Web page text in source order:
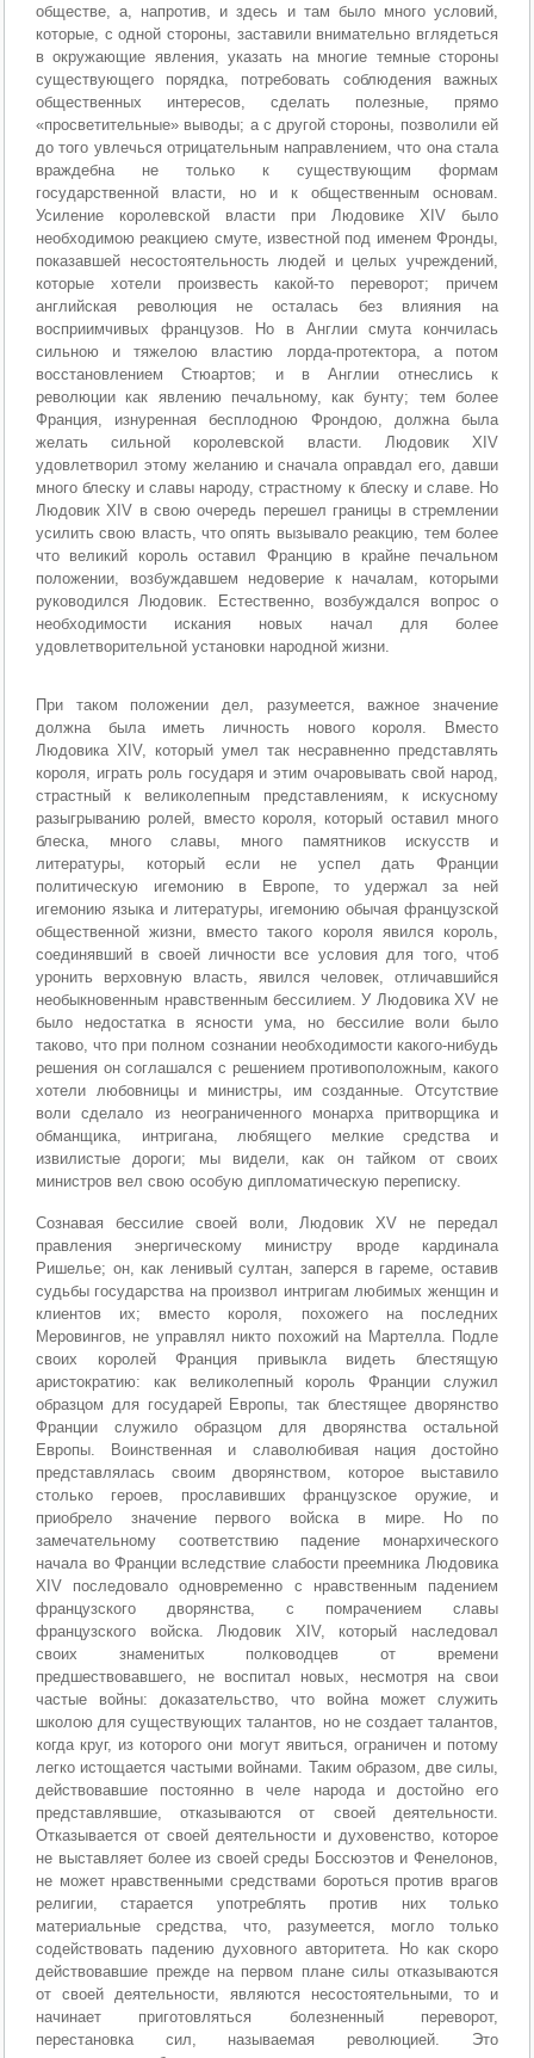
обществе, а, напротив, и здесь и там было много условий,
которые, с одной стороны, заставили внимательно вглядеться
в окружающие явления, указать на многие темные стороны
существующего порядка, потребовать соблюдения важных
общественных интересов, сделать полезные, прямо
«просветительные» выводы; а с другой стороны, позволили ей
до того увлечься отрицательным направлением, что она стала
враждебна не только к существующим формам
государственной власти, но и к общественным основам.
Усиление королевской власти при Людовике XIV было
необходимою реакциею смуте, известной под именем Фронды,
показавшей несостоятельность людей и целых учреждений,
которые хотели произвесть какой-то переворот; причем
английская революция не осталась без влияния на
восприимчивых французов. Но в Англии смута кончилась
сильною и тяжелою властию лорда-протектора, а потом
восстановлением Стюартов; и в Англии отнеслись к
революции как явлению печальному, как бунту; тем более
Франция, изнуренная бесплодною Фрондою, должна была
желать сильной королевской власти. Людовик XIV
удовлетворил этому желанию и сначала оправдал его, давши
много блеску и славы народу, страстному к блеску и славе. Но
Людовик XIV в свою очередь перешел границы в стремлении
усилить свою власть, что опять вызывало реакцию, тем более
что великий король оставил Францию в крайне печальном
положении, возбуждавшем недоверие к началам, которыми
руководился Людовик. Естественно, возбуждался вопрос о
необходимости искания новых начал для более
удовлетворительной установки народной жизни.
При таком положении дел, разумеется, важное значение
должна была иметь личность нового короля. Вместо
Людовика XIV, который умел так несравненно представлять
короля, играть роль государя и этим очаровывать свой народ,
страстный к великолепным представлениям, к искусному
разыгрыванию ролей, вместо короля, который оставил много
блеска, много славы, много памятников искусств и
литературы, который если не успел дать Франции
политическую игемонию в Европе, то удержал за ней
игемонию языка и литературы, игемонию обычая французской
общественной жизни, вместо такого короля явился король,
соединявший в своей личности все условия для того, чтоб
уронить верховную власть, явился человек, отличавшийся
необыкновенным нравственным бессилием. У Людовика XV не
было недостатка в ясности ума, но бессилие воли было
таково, что при полном сознании необходимости какого-нибудь
решения он соглашался с решением противоположным, какого
хотели любовницы и министры, им созданные. Отсутствие
воли сделало из неограниченного монарха притворщика и
обманщика, интригана, любящего мелкие средства и
извилистые дороги; мы видели, как он тайком от своих
министров вел свою особую дипломатическую переписку.
Сознавая бессилие своей воли, Людовик XV не передал
правления энергическому министру вроде кардинала
Ришелье; он, как ленивый султан, заперся в гареме, оставив
судьбы государства на произвол интригам любимых женщин и
клиентов их; вместо короля, похожего на последних
Меровингов, не управлял никто похожий на Мартелла. Подле
своих королей Франция привыкла видеть блестящую
аристократию: как великолепный король Франции служил
образцом для государей Европы, так блестящее дворянство
Франции служило образцом для дворянства остальной
Европы. Воинственная и славолюбивая нация достойно
представлялась своим дворянством, которое выставило
столько героев, прославивших французское оружие, и
приобрело значение первого войска в мире. Но по
замечательному соответствию падение монархического
начала во Франции вследствие слабости преемника Людовика
XIV последовало одновременно с нравственным падением
французского дворянства, с помрачением славы
французского войска. Людовик XIV, который наследовал
своих знаменитых полководцев от времени
предшествовавшего, не воспитал новых, несмотря на свои
частые войны: доказательство, что война может служить
школою для существующих талантов, но не создает талантов,
когда круг, из которого они могут явиться, ограничен и потому
легко истощается частыми войнами. Таким образом, две силы,
действовавшие постоянно в челе народа и достойно его
представлявшие, отказываются от своей деятельности.
Отказывается от своей деятельности и духовенство, которое
не выставляет более из своей среды Боссюэтов и Фенелонов,
не может нравственными средствами бороться против врагов
религии, старается употреблять против них только
материальные средства, что, разумеется, могло только
содействовать падению духовного авторитета. Но как скоро
действовавшие прежде на первом плане силы отказываются
от своей деятельности, являются несостоятельными, то и
начинает приготовляться болезненный переворот,
перестановка сил, называемая революцией. Это